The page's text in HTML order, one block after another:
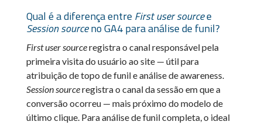
Qual é a diferença entre First user sourcee
Session sourceno GA4 para análise de funil?
First user sourceregistra o canal responsável pela
primeira visita do usuário ao site — útil para
atribuição de topo de funil e análise de awareness.
Session sourceregistra o canal da sessão em que a
conversão ocorreu — mais próximo do modelo de
último clique. Para análise de funil completa, o ideal